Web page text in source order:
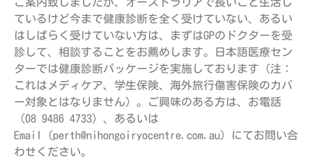
ているけど今まで健康診断を全く受けていない、あるい
はしばらく受けていない方は、まずはGPのドクターを受
診して、相談することをお薦めします。日本語医療セン
ターでは健康診断パッケージを実施しております（注：
これはメディケア、学生保険、海外旅行傷害保険のカバ
ー対象とはなりません）。ご興味のある方は、お電話
（08 9486 4733）、あるいは
Email（perth@nihongoiryocentre.com.au）にてお問い合
わせください。